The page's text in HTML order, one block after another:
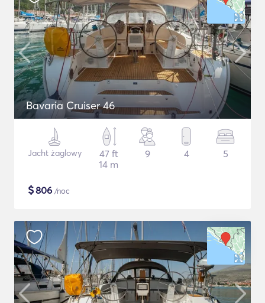
Bavaria Cruiser 46
Jacht żaglowy
47 ft
14 m
9 4 5
$806 /noc